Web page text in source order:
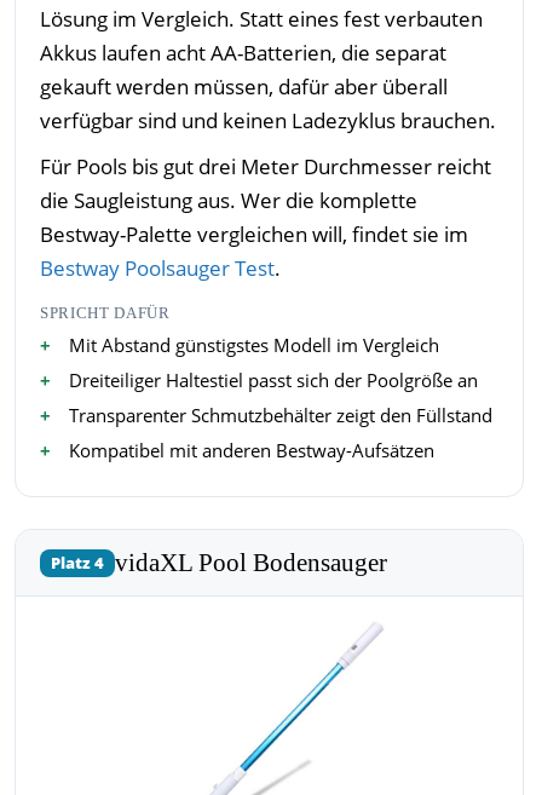
Lösung im Vergleich. Statt eines fest verbauten
Akkus laufen acht AA-Batterien, die separat
gekauft werden müssen, dafür aber überall
verfügbar sind und keinen Ladezyklus brauchen.
Für Pools bis gut drei Meter Durchmesser reicht
die Saugleistung aus. Wer die komplette
Bestway-Palette vergleichen will, findet sie im
Bestway Poolsauger Test.
SPRICHT DAFÜR
Mit Abstand günstigstes Modell im Vergleich
Dreiteiliger Haltestiel passt sich der Poolgröße an
Transparenter Schmutzbehälter zeigt den Füllstand
Kompatibel mit anderen Bestway-Aufsätzen
Platz 4 vidaXL Pool Bodensauger